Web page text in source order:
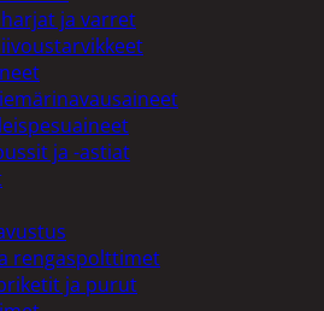
ja varret
ja -astiat
rengaspolttimet
ja purut